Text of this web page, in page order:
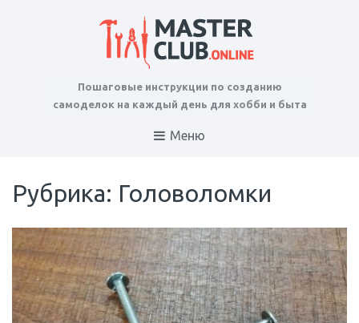
Пошаговые инструкции по созданию
самоделок на каждый день для хобби и быта
Меню
Рубрика: Головоломки